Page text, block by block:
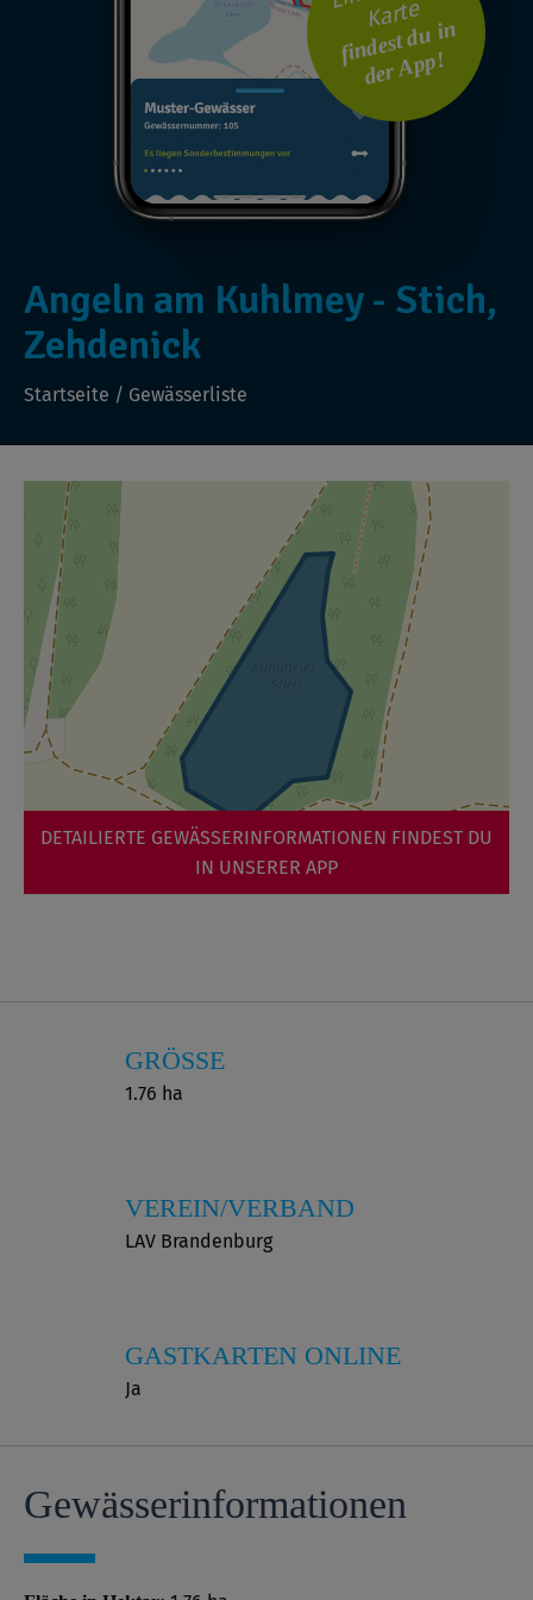
Angeln am Kuhlmey - Stich,
Zehdenick
Startseite / Gewässerliste
Karte
findest du in
der App!
DETAILIERTE GEWÄSSERINFORMATIONEN FINDEST DU
IN UNSERER APP
GRÖSSE
1.76 ha
VEREIN/VERBAND
LAV Brandenburg
GASTKARTEN ONLINE
Ja
Gewässer­informationen